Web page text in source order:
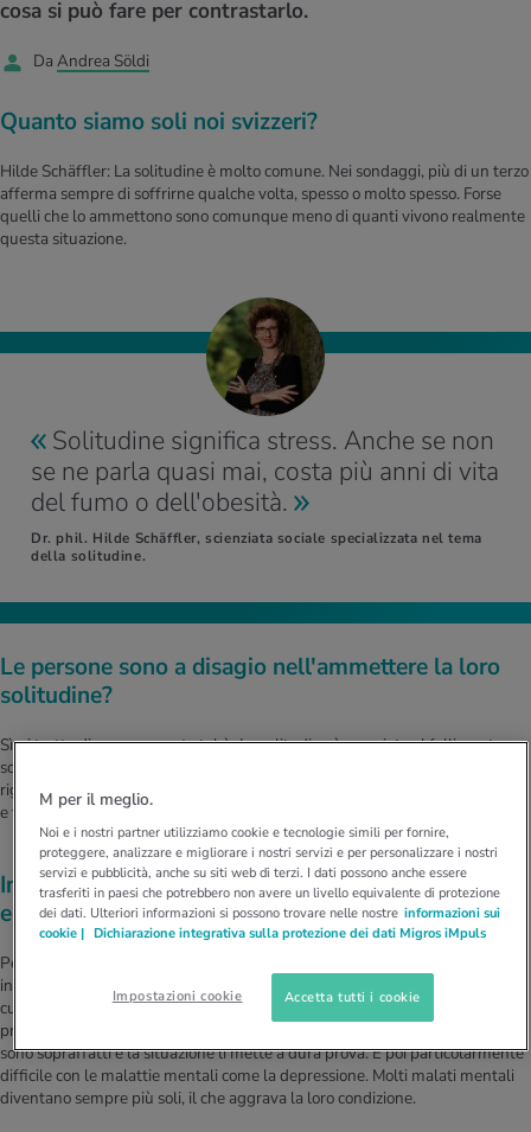
D’ATTUALITÀ NELL’AMBITO ALIMENTAZIONE
Fabbisogno calorico
D’ATTUALITÀ NELL’AMBITO MOVIMENTO
Calcola il consumo calorico
D’ATTUALITÀ NELL’AMBITO RILASSAMENTO
Lavoro e salute
D’ATTUALITÀ NELL’AMBITO MEDICINA
Dolori ai nervi
D’ATTUALITÀ NELL’AMBITO SERVIZIO
Tool, test e quiz
cosa si può fare per contrastarlo.
Da Andrea Söldi
Quanto siamo soli noi svizzeri?
Hilde Schäffler: La solitudine è molto comune. Nei sondaggi, più di un terzo
afferma sempre di soffrirne qualche volta, spesso o molto spesso. Forse
quelli che lo ammettono sono comunque meno di quanti vivono realmente
questa situazione.
Solitudine significa stress. Anche se non
se ne parla quasi mai, costa più anni di vita
del fumo o dell'obesità.
Dr. phil. Hilde Schäffler, scienziata sociale specializzata nel tema
della solitudine.
Le persone sono a disagio nell'ammettere la loro
solitudine?
Sì, si tratta di un argomento tabù. La solitudine è associata al fallimento
sociale. Chi non ha amici si sente spesso inferiore. Tuttavia, non è vero che
riguarda solo gli eccentrici e gli strambi. La solitudine può colpire chiunque
e tutti.
In quali situazioni il rischio è particolarmente
elevato?
Per esempio, dopo eventi drammatici come lutti in famiglia, malattie e
incidenti. Se qualcuno si rompe un piede, di solito riceve più attenzione e
cure per un certo periodo di tempo. Nel caso di una malattia cronica e
prolungata, tuttavia, i conoscenti spesso si ritirano sempre di più perché
sono sopraffatti e la situazione li mette a dura prova. È poi particolarmente
difficile con le malattie mentali come la depressione. Molti malati mentali
diventano sempre più soli, il che aggrava la loro condizione.
M per il meglio.
Noi e i nostri partner utilizziamo cookie e tecnologie simili per fornire,
proteggere, analizzare e migliorare i nostri servizi e per personalizzare i nostri
servizi e pubblicità, anche su siti web di terzi. I dati possono anche essere
trasferiti in paesi che potrebbero non avere un livello equivalente di protezione
dei dati. Ulteriori informazioni si possono trovare nelle nostre informazioni sui
cookie | Dichiarazione integrativa sulla protezione dei dati Migros iMpuls
Impostazioni cookie Accetta tutti i cookie